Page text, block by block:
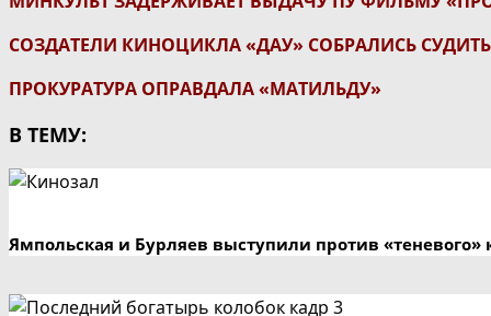
СОЗДАТЕЛИ КИНОЦИКЛА «ДАУ» СОБРАЛИСЬ
ПРОКУРАТУРА ОПРАВДАЛА «МАТИЛЬДУ»
В ТЕМУ:
Ямпольская и Бурляев выступили против «теневого»